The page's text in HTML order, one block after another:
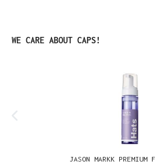
Produktgalerie überspringen
WE CARE ABOUT CAPS!
JASON MARKK PREMIUM